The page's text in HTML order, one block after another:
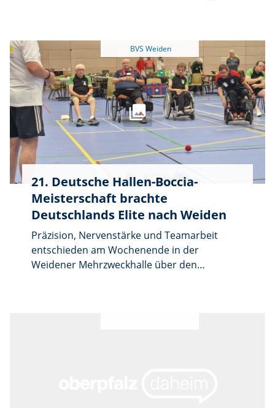
anfahren kann, verweist die Stadt auf den
nächstgelegenen Containerstandplatz in der
Kurt-Schumacher-Allee. Die Wertstoffinseln
sind von Montag bis Freitag von 8 bis 19 Uhr
und am Samstag von 8 bis 17 Uhr geöffnet.
Fragen beantwortet der städtische Bauhof
unter Telefon 0961/39 019-12.
21. Deutsche Hallen-Boccia-
Meisterschaft brachte
Deutschlands Elite nach Weiden
Präzision, Nervenstärke und Teamarbeit
entschieden am Wochenende in der
Weidener Mehrzweckhalle über den